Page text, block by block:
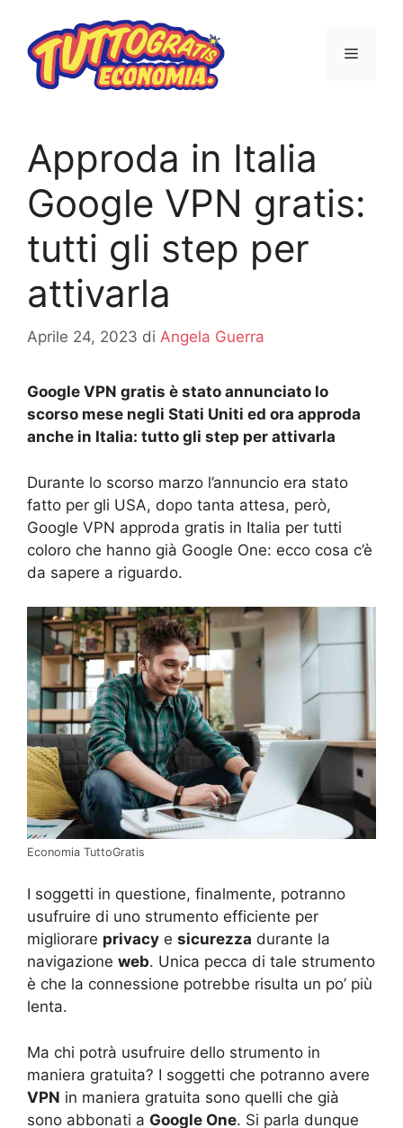
contenuto
MENU
Approda in Italia
Google VPN gratis:
tutti gli step per
attivarla
Aprile 24, 2023 di Angela Guerra
Google VPN gratis è stato annunciato lo
scorso mese negli Stati Uniti ed ora approda
anche in Italia: tutto gli step per attivarla
Durante lo scorso marzo l’annuncio era stato
fatto per gli USA, dopo tanta attesa, però,
Google VPN approda gratis in Italia per tutti
coloro che hanno già Google One: ecco cosa c’è
da sapere a riguardo.
Economia TuttoGratis
I soggetti in questione, finalmente, potranno
usufruire di uno strumento efficiente per
migliorare privacy e sicurezza durante la
navigazione web. Unica pecca di tale strumento
è che la connessione potrebbe risulta un po’ più
lenta.
Ma chi potrà usufruire dello strumento in
maniera gratuita? I soggetti che potranno avere
VPN in maniera gratuita sono quelli che già
sono abbonati a Google One. Si parla dunque